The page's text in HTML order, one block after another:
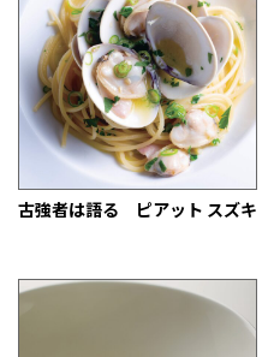
古強者は語る ピアット スズキ